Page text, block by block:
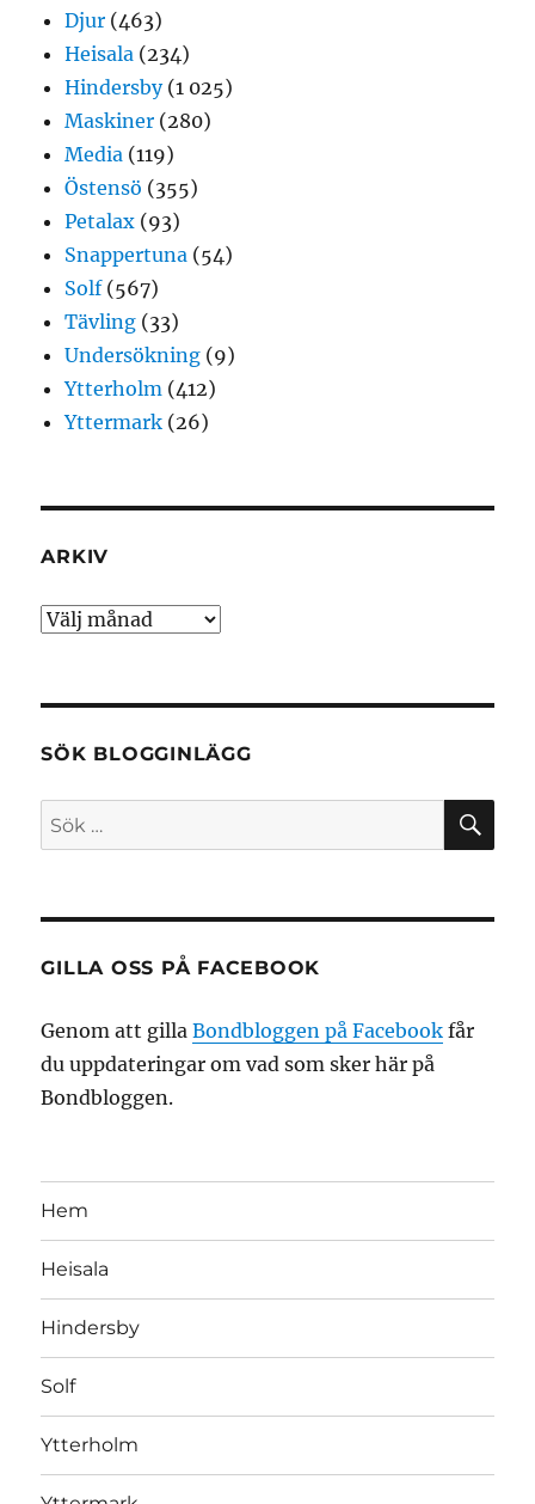
Djur (463)
Heisala (234)
Hindersby(1 025)
Maskiner (280)
Media (119)
Östensö (355)
Petalax (93)
Snappertuna (54)
Solf(567)
Tävling (33)
Undersökning (9)
Ytterholm (412)
Yttermark (26)
ARKIV
Arkiv
SÖK BLOGGINLÄGG
Sök
efter:
GILLA OSS PÅ FACEBOOK
Genom att gillaBondbloggen på Facebook får
du uppdateringar om vad som sker här på
Bondbloggen.
Hem
Heisala
Hindersby
Solf
Ytterholm